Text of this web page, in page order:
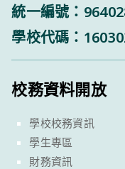
統一編號：
學校代碼：
校務資料開放
學校校務資訊
學生專區
財務資訊